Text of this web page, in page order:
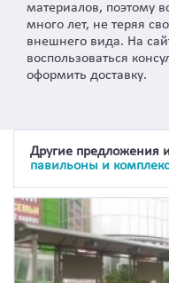
материалов, поэтому
много лет, не теряя
внешнего вида. На
воспользоваться
оформить доставку.
Другие предложения
павильоны и